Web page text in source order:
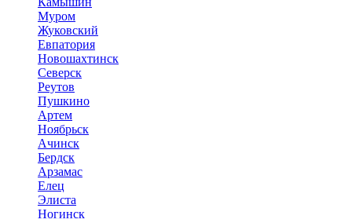
Муром
Жуковский
Евпатория
Новошахтинск
Северск
Реутов
Пушкино
Артем
Ноябрьск
Ачинск
Бердск
Арзамас
Елец
Элиста
Ногинск